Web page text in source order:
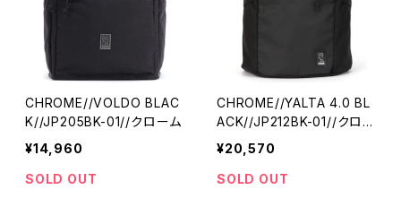
CHROME//VOLDO BLAC
K//JP205BK-01//クローム
¥14,960
SOLD OUT
CHROME//YALTA 4.0 BL
ACK//JP212BK-01//クロー
ム
¥20,570
SOLD OUT